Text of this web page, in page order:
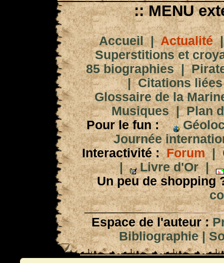
:: MENU
Accueil|Actualité
Superstitions et
85 biographies|
|Citations
Glossaire de la
Musiques|Plan
Pour le fun :
Journée
Interactivité : Forum|
|
Livre d'Or|
Un peu de shopping
Espace de l'auteur :
Bibliographie|